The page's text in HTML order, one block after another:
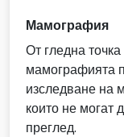
Мамография
От гледна
мамографията
изследване на
които не могат
преглед.